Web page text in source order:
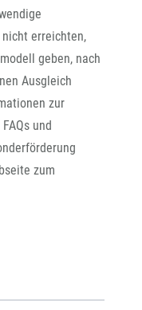
erreichten,
geben, nach
Ausgleich
zur
und
zum